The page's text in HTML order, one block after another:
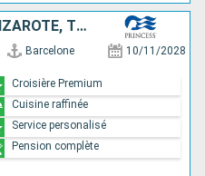
ESPAGNE, GIBRALTAR, LANZAROTE, TENERIFE, PORTUGAL, ÉTATS-UNIS
Barcelone 10/11/2028
Croisière Premium
Cuisine raffinée
Service personalisé
Pension complète